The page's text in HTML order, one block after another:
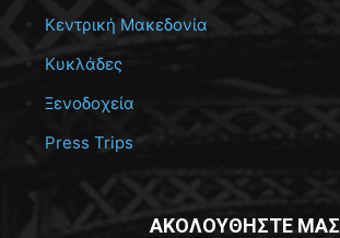
Κεντρική Μακεδονία
Κυκλάδες
Ξενοδοχεία
Press Trips
ΑΚΟΛΟΥΘΗΣΤΕ ΜΑΣ